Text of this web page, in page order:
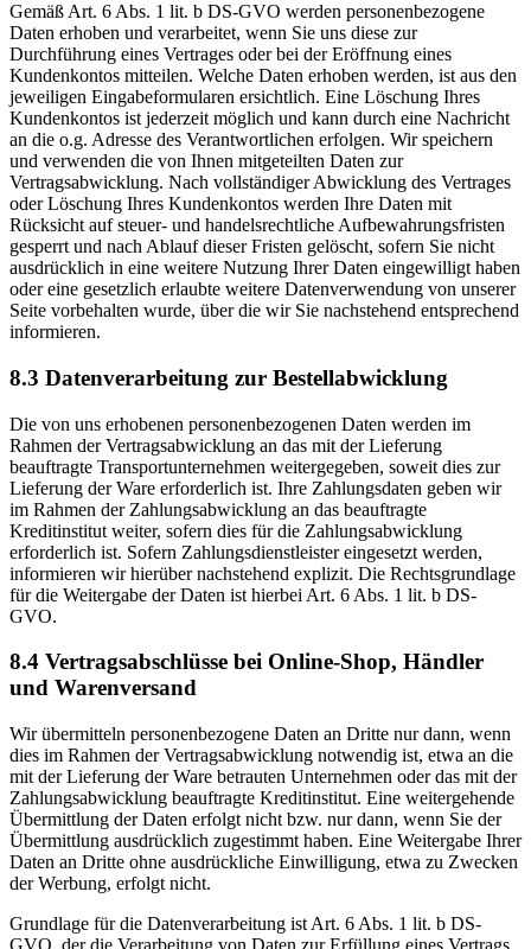
Gemäß Art. 6 Abs. 1 lit. b DS-GVO werden personenbezogene
Daten erhoben und verarbeitet, wenn Sie uns diese zur
Durchführung eines Vertrages oder bei der Eröffnung eines
Kundenkontos mitteilen. Welche Daten erhoben werden, ist aus den
jeweiligen Eingabeformularen ersichtlich. Eine Löschung Ihres
Kundenkontos ist jederzeit möglich und kann durch eine Nachricht
an die o.g. Adresse des Verantwortlichen erfolgen. Wir speichern
und verwenden die von Ihnen mitgeteilten Daten zur
Vertragsabwicklung. Nach vollständiger Abwicklung des Vertrages
oder Löschung Ihres Kundenkontos werden Ihre Daten mit
Rücksicht auf steuer- und handelsrechtliche Aufbewahrungsfristen
gesperrt und nach Ablauf dieser Fristen gelöscht, sofern Sie nicht
ausdrücklich in eine weitere Nutzung Ihrer Daten eingewilligt haben
oder eine gesetzlich erlaubte weitere Datenverwendung von unserer
Seite vorbehalten wurde, über die wir Sie nachstehend entsprechend
informieren.
8.3 Datenverarbeitung zur Bestellabwicklung
Die von uns erhobenen personenbezogenen Daten werden im
Rahmen der Vertragsabwicklung an das mit der Lieferung
beauftragte Transportunternehmen weitergegeben, soweit dies zur
Lieferung der Ware erforderlich ist. Ihre Zahlungsdaten geben wir
im Rahmen der Zahlungsabwicklung an das beauftragte
Kreditinstitut weiter, sofern dies für die Zahlungsabwicklung
erforderlich ist. Sofern Zahlungsdienstleister eingesetzt werden,
informieren wir hierüber nachstehend explizit. Die Rechtsgrundlage
für die Weitergabe der Daten ist hierbei Art. 6 Abs. 1 lit. b DS-
GVO.
8.4 Vertragsabschlüsse bei Online-Shop, Händler
und Warenversand
Wir übermitteln personenbezogene Daten an Dritte nur dann, wenn
dies im Rahmen der Vertragsabwicklung notwendig ist, etwa an die
mit der Lieferung der Ware betrauten Unternehmen oder das mit der
Zahlungsabwicklung beauftragte Kreditinstitut. Eine weitergehende
Übermittlung der Daten erfolgt nicht bzw. nur dann, wenn Sie der
Übermittlung ausdrücklich zugestimmt haben. Eine Weitergabe Ihrer
Daten an Dritte ohne ausdrückliche Einwilligung, etwa zu Zwecken
der Werbung, erfolgt nicht.
Grundlage für die Datenverarbeitung ist Art. 6 Abs. 1 lit. b DS-
GVO, der die Verarbeitung von Daten zur Erfüllung eines Vertrags